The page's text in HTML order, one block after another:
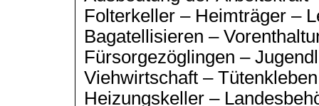
Folterkeller – Heimträger –
Bagatellisieren –
Fürsorgezöglingen –
Viehwirtschaft –
Heizungskeller –